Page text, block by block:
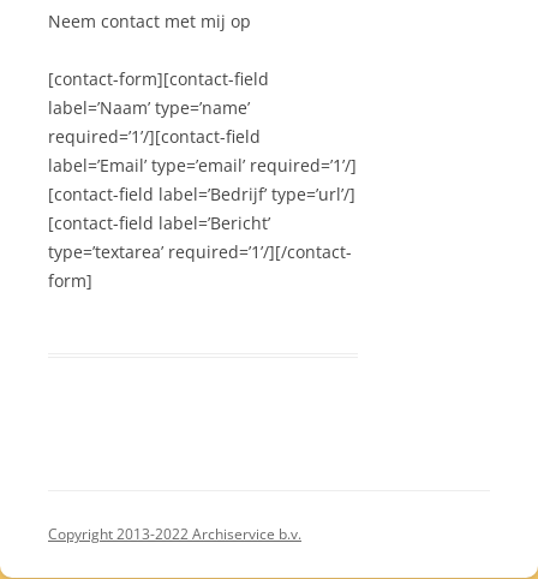
Neem contact met mij op
[contact-form][contact-field
label=’Naam’ type=’name’
required=’1’/][contact-field
label=’Email’ type=’email’ required=’1’/]
[contact-field label=’Bedrijf’ type=’url’/]
[contact-field label=’Bericht’
type=’textarea’ required=’1’/][/contact-
form]
Copyright 2013-2022 Archiservice b.v.